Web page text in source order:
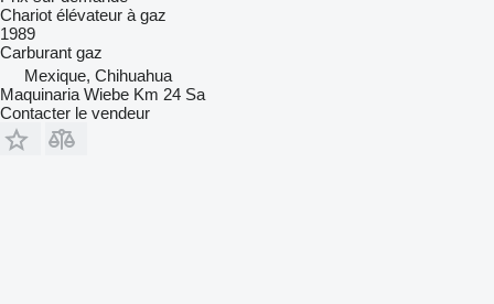
Chariot élévateur à gaz
1989
Carburant gaz
Mexique, Chihuahua
Maquinaria Wiebe Km 24 Sa
Contacter le vendeur